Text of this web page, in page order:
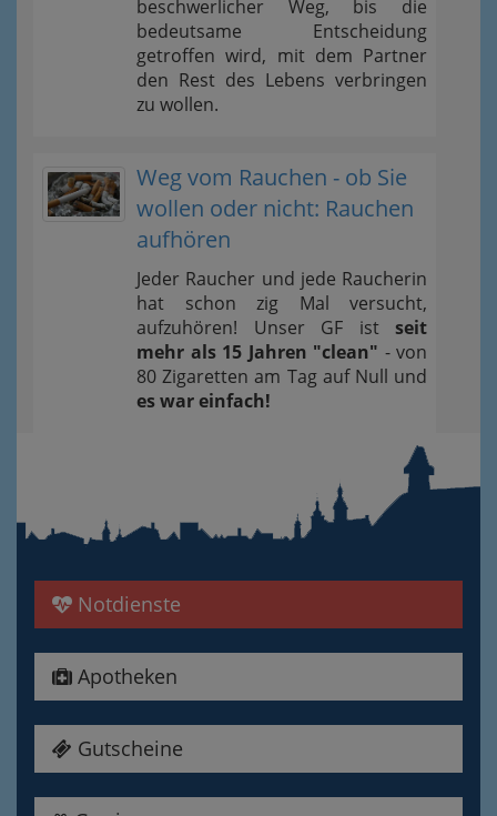
beschwerlicher Weg, bis die
bedeutsame Entscheidung
getroffen wird, mit dem Partner
den Rest des Lebens verbringen
zu wollen.
Weg vom Rauchen - ob Sie
wollen oder nicht: Rauchen
aufhören
Jeder Raucher und jede Raucherin
hat schon zig Mal versucht,
aufzuhören! Unser GF ist seit
mehr als 15 Jahren "clean" - von
80 Zigaretten am Tag auf Null und
es war einfach!
Notdienste
Apotheken
Gutscheine